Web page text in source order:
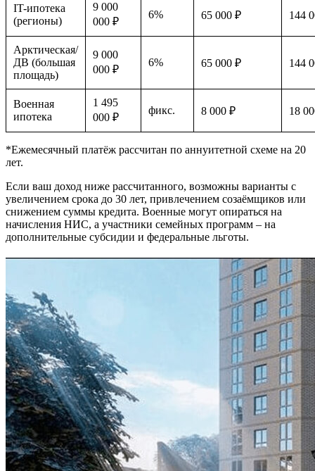
IT-ипотека
(регионы)
9 000
000 ₽
6% 65 000 ₽ 144
Арктическая/
ДВ (большая
площадь)
9 000
000 ₽
6% 65 000 ₽ 144
Военная
ипотека
1 495
000 ₽
фикс. 8 000 ₽ 18
*Ежемесячный платёж рассчитан по аннуитетной схеме на 20
лет.
Если ваш доход ниже рассчитанного, возможны варианты с
увеличением срока до 30 лет, привлечением созаёмщиков или
снижением суммы кредита. Военные могут опираться на
начисления НИС, а участники семейных программ – на
дополнительные субсидии и федеральные льготы.